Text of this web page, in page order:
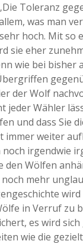
Toleranz
was man
hoch. Mit so
sie eher
wie bei bisher
der Wolf
jeder Wähler
und dass Sie
immer weiter
noch irgendwie
den Wölfen
mehr
wird
in Verruf zu
es wird
wie die